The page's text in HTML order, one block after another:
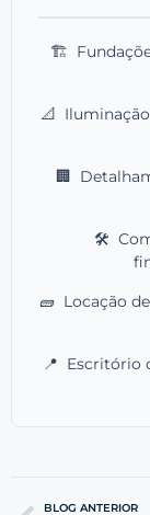
🏗️
📐
🏢
🛠️
🧱 Locação
📍 Escritório
BLOG ANTERIOR